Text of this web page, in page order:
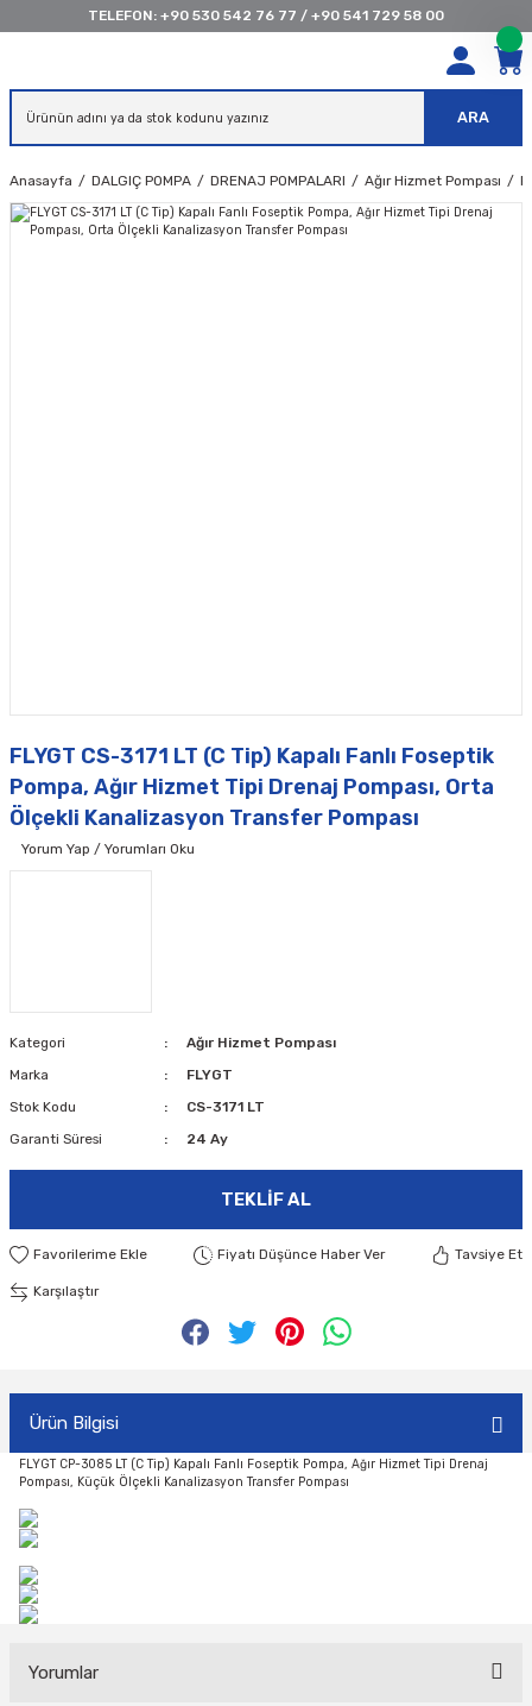
TELEFON: +90 530 542 76 77 / +90 541 729 58 00
ARA
Anasayfa DALGIÇ POMPA DRENAJ POMPALARI Ağır Hizmet Pompası
FLYGT CS-3171 LT (C Tip) Kapalı Fanlı Foseptik
Pompa, Ağır Hizmet Tipi Drenaj Pompası, Orta
Ölçekli Kanalizasyon Transfer Pompası
Yorum Yap / Yorumları Oku
Kategori
Ağır Hizmet Pompası
Marka
FLYGT
Stok Kodu
CS-3171 LT
Garanti Süresi
24 Ay
TEKLIF AL
Fiyatı Düşünce Haber Ver Tavsiye Et
Karşılaştır
Ürün Bilgisi
FLYGT CP-3085 LT (C Tip) Kapalı Fanlı Foseptik Pompa, Ağır Hizmet Tipi Drenaj
Pompası, Küçük Ölçekli Kanalizasyon Transfer Pompası
Yorumlar